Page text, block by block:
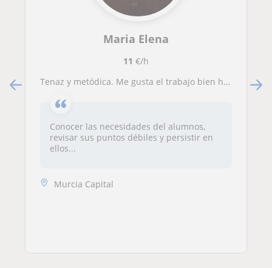
Maria Elena
11 €/h
Tenaz y metódica. Me gusta el trabajo bien hecho y que el alumno aprenda e interiorice los conceptos correctamente.
Conocer las necesidades del alumnos,
revisar sus puntos débiles y persistir en
ellos...
Murcia Capital